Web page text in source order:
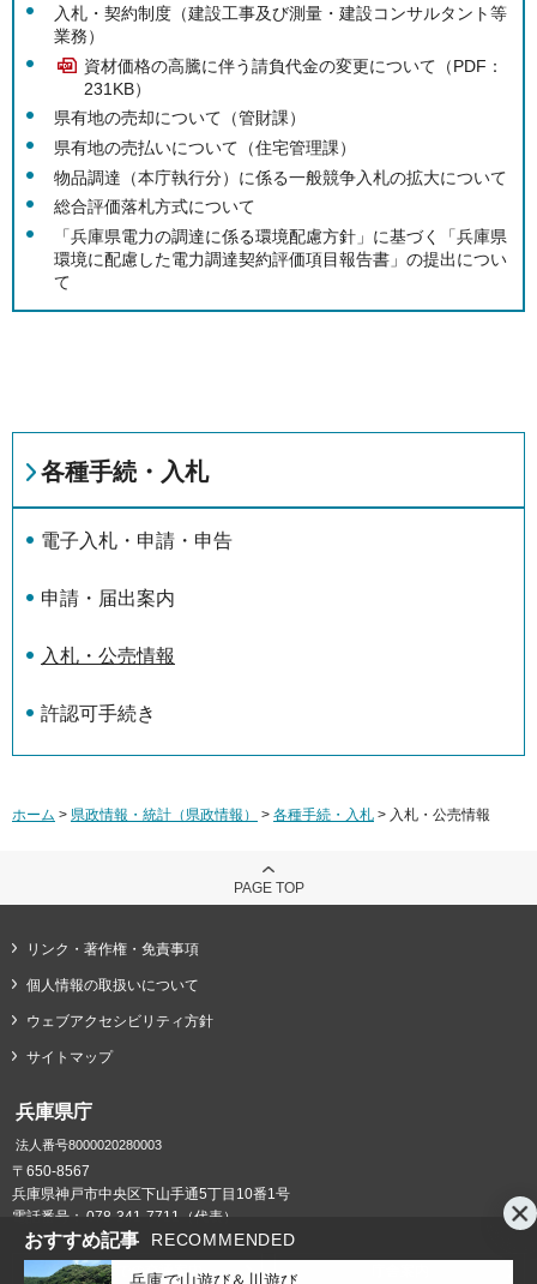
入札・契約制度（建設工事及び測量・建設コンサルタント等
業務）
資材価格の高騰に伴う請負代金の変更について（PDF：
231KB）
県有地の売却について（管財課）
県有地の売払いについて（住宅管理課）
物品調達（本庁執行分）に係る一般競争入札の拡大について
総合評価落札方式について
「兵庫県電力の調達に係る環境配慮方針」に基づく「兵庫県
環境に配慮した電力調達契約評価項目報告書」の提出につい
て
おすすめ記事 RECOMMENDED
兵庫で山遊び＆川遊び
各種手続・入札
電子入札・申請・申告
申請・届出案内
入札・公売情報
許認可手続き
ホーム > 県政情報・統計（県政情報） > 各種手続・入札 > 入札・公売情報
PAGE TOP
リンク・著作権・免責事項
個人情報の取扱いについて
ウェブアクセシビリティ方針
サイトマップ
兵庫県庁
法人番号8000020280003
〒650-8567
兵庫県神戸市中央区下山手通5丁目10番1号
電話番号： 078-341-7711（代表）
県庁までの交通案内